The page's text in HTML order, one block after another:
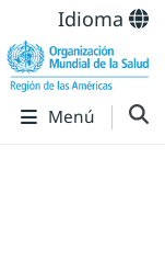
Idioma
Menú